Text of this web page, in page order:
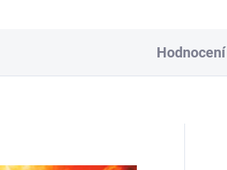
Hodnocení